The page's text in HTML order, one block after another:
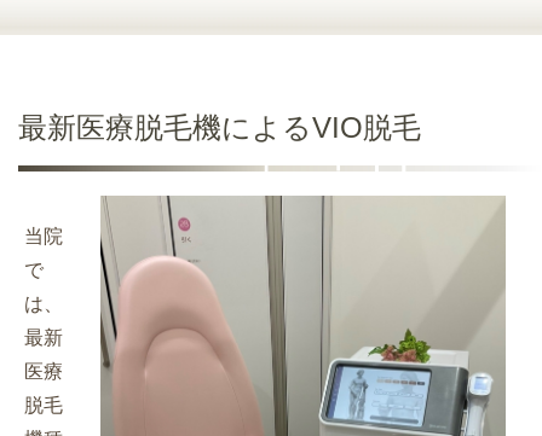
最新医療脱毛機によるVIO脱毛
当院
で
は、
最新
医療
脱毛